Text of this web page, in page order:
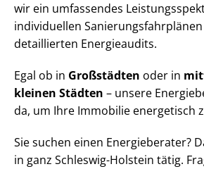
wir ein umfassendes
individuellen
detaillierten Energieaudits.
Egal ob in Großstädten oder in
kleinen Städten – unsere
da, um Ihre Immobilie energetisch
Sie suchen einen Energieberater?
in ganz Schleswig-Holstein tätig.